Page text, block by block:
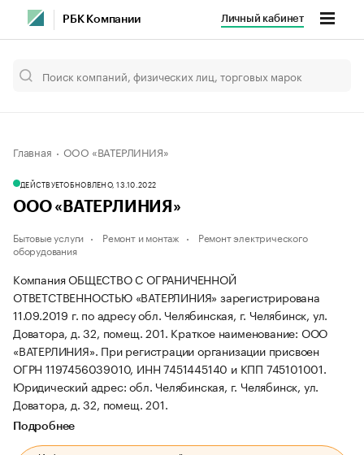
РБК Компании Личный кабинет
Главная ООО «ВАТЕРЛИНИЯ»
ДЕЙСТВУЕТОБНОВЛЕНО, 13.10.2022
ООО «ВАТЕРЛИНИЯ»
Бытовые услуги Ремонт и монтаж
Ремонт электрического
оборудования
Компания ОБЩЕСТВО С ОГРАНИЧЕННОЙ
ОТВЕТСТВЕННОСТЬЮ «ВАТЕРЛИНИЯ» зарегистрирована
11.09.2019 г. по адресу обл. Челябинская, г. Челябинск, ул.
Доватора, д. 32, помещ. 201. Краткое наименование: ООО
«ВАТЕРЛИНИЯ». При регистрации организации присвоен
ОГРН 1197456039010, ИНН 7451445140 и КПП 745101001.
Юридический адрес: обл. Челябинская, г. Челябинск, ул.
Доватора, д. 32, помещ. 201.
Подробнее